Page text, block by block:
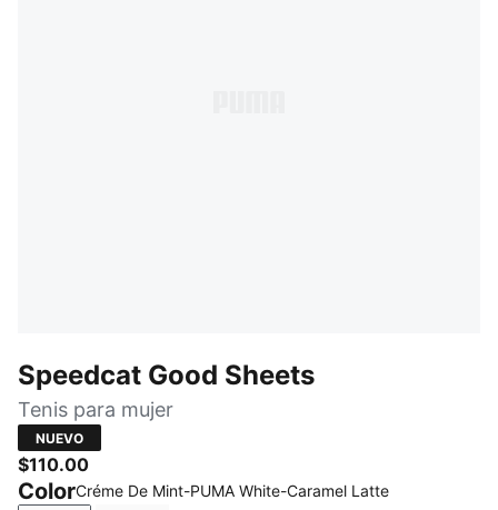
Speedcat Good Sheets
Tenis para mujer
NUEVO
$110.00
ColorCréme De Mint-PUMA White-Caramel Latte